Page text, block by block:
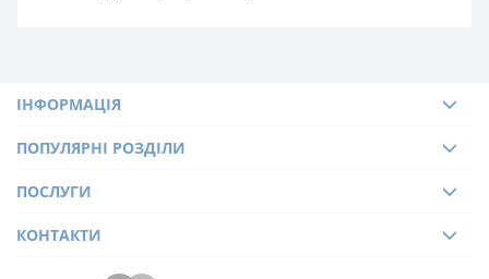
ІНФОРМАЦІЯ
ПОПУЛЯРНІ РОЗДІЛИ
ПОСЛУГИ
КОНТАКТИ